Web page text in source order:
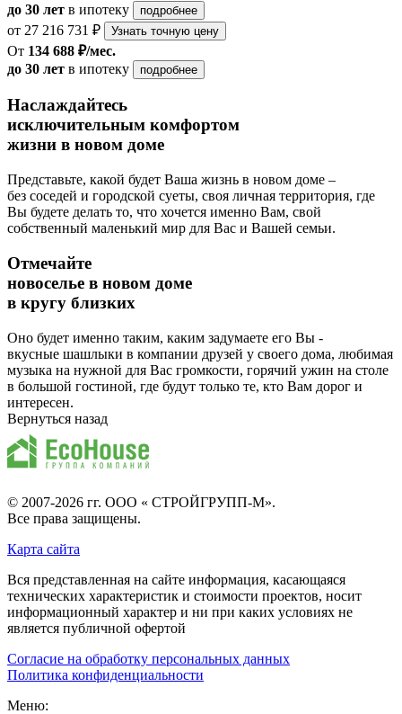
до 30 лет в ипотеку подробнее
от 27 216 731 ₽ Узнать точную цену
От 134 688 ₽/мес.
до 30 лет в ипотеку подробнее
Наслаждайтесь
исключительным комфортом
жизни в новом доме
Представьте, какой будет Ваша жизнь в новом доме –
без соседей и городской суеты, своя личная территория, где
Вы будете делать то, что хочется именно Вам, свой
собственный маленький мир для Вас и Вашей семьи.
Отмечайте
новоселье в новом доме
в кругу близких
Оно будет именно таким, каким задумаете его Вы -
вкусные шашлыки в компании друзей у своего дома, любимая
музыка на нужной для Вас громкости, горячий ужин на столе
в большой гостиной, где будут только те, кто Вам дорог и
интересен.
Вернуться назад
© 2007-2026 гг. ООО « СТРОЙГРУПП-М».
Все права защищены.
Карта сайта
Вся представленная на сайте информация, касающаяся
технических характеристик и стоимости проектов, носит
информационный характер и ни при каких условиях не
является публичной офертой
Согласие на обработку персональных данных
Политика конфиденциальности
Меню: